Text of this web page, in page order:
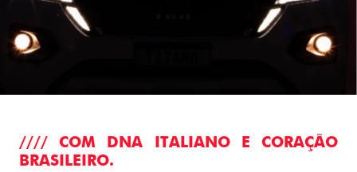
//// COM DNA ITALIANO E CORAÇÃO
BRASILEIRO.